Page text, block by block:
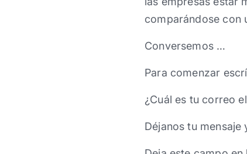
comparándose con
Conversemos …
Para comenzar
¿Cuál es tu correo
Déjanos tu